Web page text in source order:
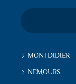
MONTDIDIER
NEMOURS